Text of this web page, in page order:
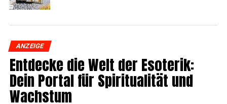
ANZEIGE
Ent­de­cke die Welt der Eso­te­rik:
Dein Por­tal für Spi­ri­tua­li­tät und
Wachstum